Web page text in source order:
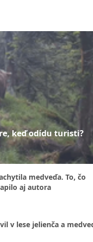
keď odídu turisti?
medveďa. To, čo
aj autora
v lese jelienča a